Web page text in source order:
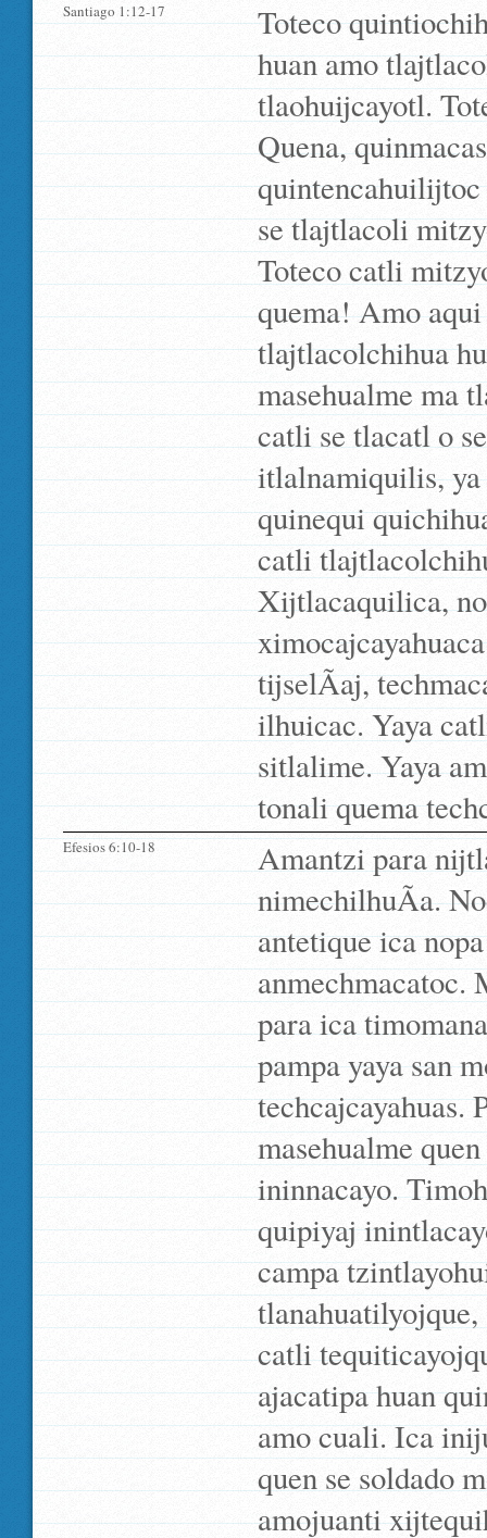
Santiago 1:12-17
Toteco
huan amo
tlaohuijcayotl.
Quena,
se tlajtlacoli
Toteco catli
quema! Amo
tlajtlacolchihua
masehualme ma
catli se tlacatl o
itlalnamiquilis, ya
quinequi
catli
Xijtlacaquilica,
tijselÃ­aj,
ilhuicac. Yaya
sitlalime. Yaya
tonali quema
Efesios 6:10-18
Amantzi para
nimechilhuÃ­a.
antetique ica
anmechmacatoc.
para ica
pampa yaya san
techcajcayahuas.
masehualme
ininnacayo.
quipiyaj
campa
catli
ajacatipa huan
amo cuali. Ica
quen se soldado
amojuanti